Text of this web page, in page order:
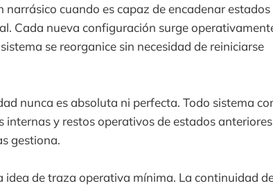
narrásico cuando es capaz de encadenar estados
Cada nueva configuración surge
se reorganice sin necesidad de reiniciarse
nunca es absoluta ni perfecta. Todo sistema
internas y restos operativos de estados
gestiona.
idea de traza operativa mínima. La continuidad